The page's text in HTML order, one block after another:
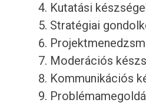
Kutatási
Stratégiai
Moderációs
Kommunikációs